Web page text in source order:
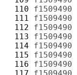
110 f1509490
111 f1509490
112 f1509490
113 f1509490
114 f1509490
115 f1509490
116 f1509490